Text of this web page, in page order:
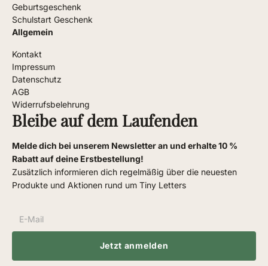
Geburtsgeschenk
Schulstart Geschenk
Allgemein
Kontakt
Impressum
Datenschutz
AGB
Widerrufsbelehrung
Bleibe auf dem Laufenden
Melde dich bei unserem Newsletter an und erhalte 10 %
Rabatt auf deine Erstbestellung!
Zusätzlich informieren dich regelmäßig über die neuesten
Produkte und Aktionen rund um Tiny Letters
Jetzt anmelden